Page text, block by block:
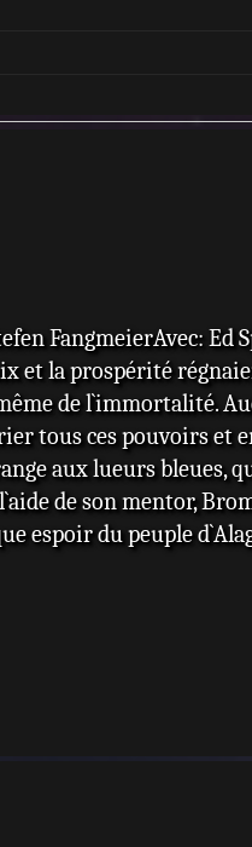
FangmeierAvec: Ed
la prospérité
de l`immortalité.
tous ces pouvoirs
aux lueurs bleues,
de son mentor,
espoir du peuple